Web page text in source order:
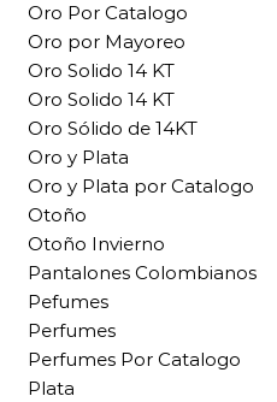
Oro Por Catalogo
Oro por Mayoreo
Oro Solido 14 KT
Oro Solido 14 KT
Oro Sólido de 14KT
Oro y Plata
Oro y Plata por Catalogo
Otoño
Otoño Invierno
Pantalones Colombianos
Pefumes
Perfumes
Perfumes Por Catalogo
Plata